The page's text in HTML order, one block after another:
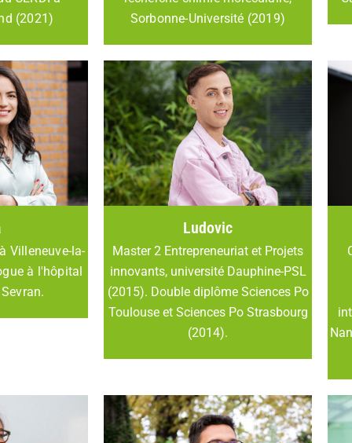
(2021)
Sorbonne-Université (2019)
Villeneuve-la-
à l'hôpital
Ludovic
Master 2 Entrepreneuriat et Projets
innovants, université Dauphine-PSL
(2015). Double diplôme Sciences Po
Toulouse et Sciences Po Strasbourg
(2014).